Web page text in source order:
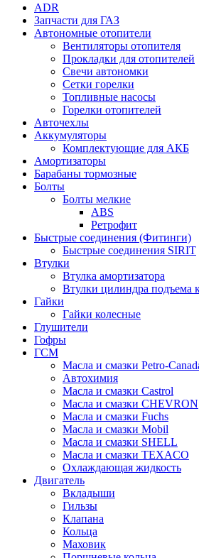
ADR
Запчасти для ГАЗ
Автономные отопители
Вентиляторы отопителя
Прокладки для отопителей
Свечи автономки
Сетки горелки
Топливные насосы
Горелки отопителей
Авточехлы
Аккумуляторы
Комплектующие для АКБ
Амортизаторы
Барабаны тормозные
Болты
Болты мелкие
ABS
Ретрофит
Быстрые соединения (Фитинги)
Быстрые соединения SIRIT
Втулки
Втулка амортизатора
Втулки цилиндра подъема
Гайки
Гайки колесные
Глушители
Гофры
ГСМ
Масла и смазки Petro-
Автохимия
Масла и смазки Castrol
Масла и смазки CHEVRON
Масла и смазки Fuchs
Масла и смазки Mobil
Масла и смазки SHELL
Масла и смазки TEXACO
Охлаждающая жидкость
Двигатель
Вкладыши
Гильзы
Клапана
Кольца
Маховик